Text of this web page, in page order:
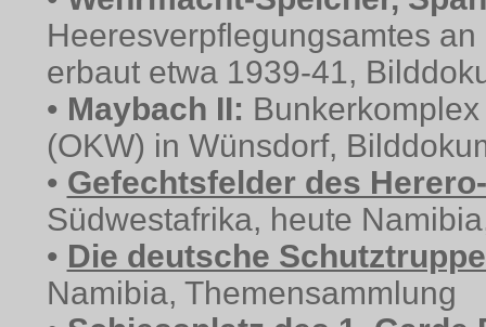
Heeresverpflegungsamtes
erbaut etwa 1939-41,
• Maybach II:
(OKW) in Wünsdorf,
• Gefechtsfelder des
Südwestafrika, heute
• Die deutsche
Namibia, Themensammlung